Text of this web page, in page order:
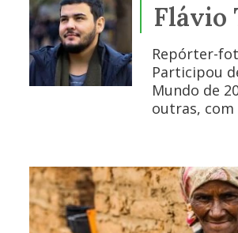
Flávio
Repórter-
Participou
Mundo de
outras, com